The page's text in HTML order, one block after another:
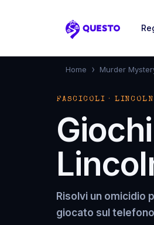
Questo
Home › Murder
FASCICOLI · LINCOLN
Risolvi un omicidio
giocato sul